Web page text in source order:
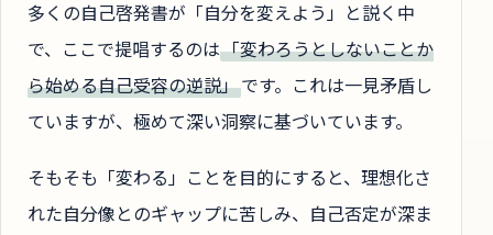
多くの自己啓発書が「自分を変えよう」と説く中
で、ここで提唱するのは「変わろうとしないことか
ら始める自己受容の逆説」です。これは一見矛盾し
ていますが、極めて深い洞察に基づいています。
そもそも「変わる」ことを目的にすると、理想化さ
れた自分像とのギャップに苦しみ、自己否定が深ま